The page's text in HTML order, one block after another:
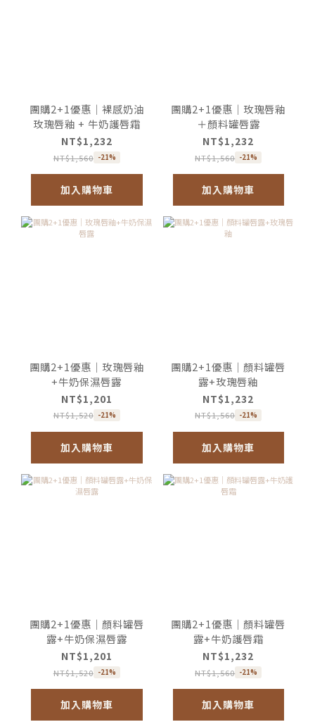
團購2+1優惠｜裸感奶油
玫瑰唇釉 + 牛奶護唇霜
NT$1,232
NT$1,560 -21%
加入購物車
團購2+1優惠｜玫瑰唇釉
＋顏料罐唇露
NT$1,232
NT$1,560 -21%
加入購物車
團購2+1優惠｜玫瑰唇釉
+牛奶保濕唇露
NT$1,201
NT$1,520 -21%
加入購物車
團購2+1優惠｜顏料罐唇
露+玫瑰唇釉
NT$1,232
NT$1,560 -21%
加入購物車
團購2+1優惠｜顏料罐唇
露+牛奶保濕唇露
NT$1,201
NT$1,520 -21%
加入購物車
團購2+1優惠｜顏料罐唇
露+牛奶護唇霜
NT$1,232
NT$1,560 -21%
加入購物車